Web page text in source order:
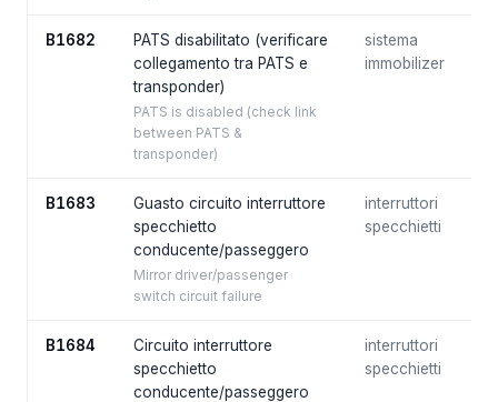
B1682
PATS disabilitato (verificare
collegamento tra PATS e
transponder)
PATS is disabled (check link
between PATS &
transponder)
sistema
immobilizer
B1683
Guasto circuito interruttore
specchietto
conducente/passeggero
Mirror driver/passenger
switch circuit failure
interruttori
specchietti
B1684
Circuito interruttore
specchietto
conducente/passeggero
interruttori
specchietti